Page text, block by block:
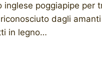
inglese poggiapipe
dagli
in legno…